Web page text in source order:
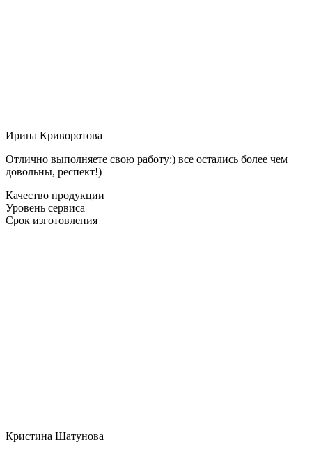
Ирина Криворотова
Отлично выполняете свою работу:) все остались более чем
довольны, респект!)
Качество продукции
Уровень сервиса
Срок изготовления
Кристина Шатунова